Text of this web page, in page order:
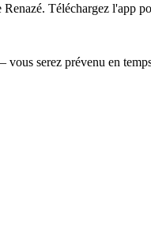
Renazé. Téléchargez l'app
serez prévenu en